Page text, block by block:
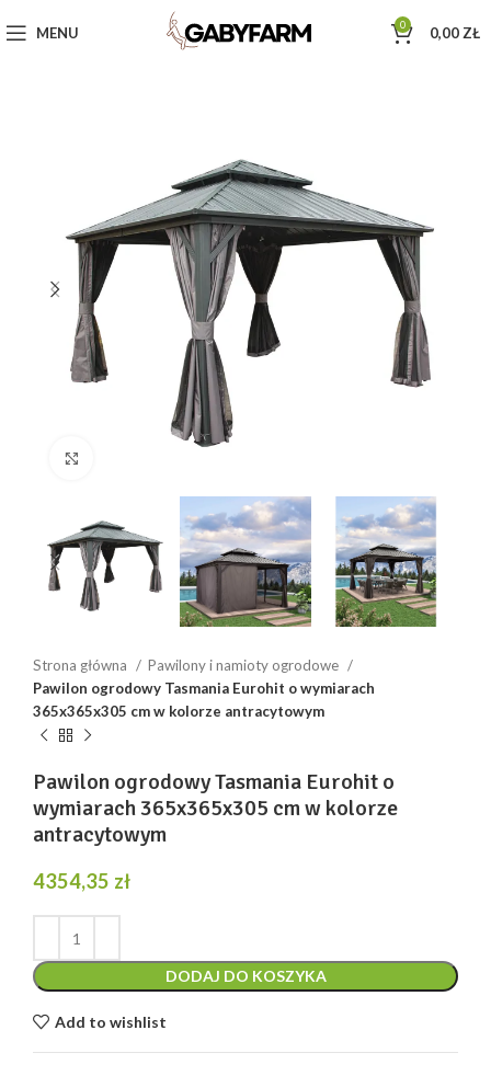
MENU 0 0,00 ZŁ
Strona główna
Pawilony i namioty ogrodowe
Pawilon ogrodowy Tasmania Eurohit o wymiarach
365x365x305 cm w kolorze antracytowym
Pawilon ogrodowy Tasmania Eurohit o
wymiarach 365x365x305 cm w kolorze
antracytowym
4354,35 zł
DODAJ DO KOSZYKA
Add to wishlist